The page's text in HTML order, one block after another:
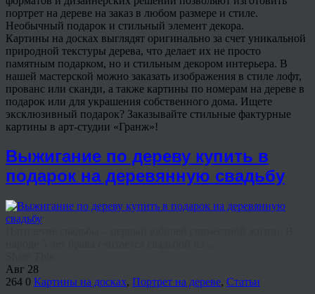
портрет на дереве на заказ в любом размере и стиле.
Необычный подарок и стильный элемент декора.
Картины на досках выглядят оригинально за счет уникальной
природной текстуры дерева, что делает их не просто
памятным подарком, но и стильным декором интерьера. В
нашей мастерской можно заказать изображения в стиле лофт,
прованс или сканди, а также картины по номерам на дереве в
подарок или для украшения собственного дома. Ищете
эксклюзивный подарок? Заказывайте стильные фактурные
картины в арт-студии «Гранж»!
Выжигание по дереву купить в
подарок на деревянную свадьбу
Авг 28
264 0 Картины на досках, Портрет на дереве, Статьи